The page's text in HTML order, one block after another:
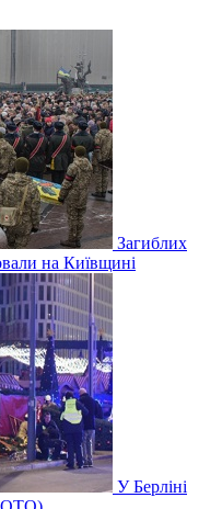
Загиблих
на Київщині
У Берліні